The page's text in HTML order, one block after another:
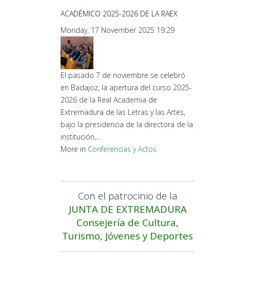
ACADÉMICO 2025-2026 DE LA RAEX
Monday, 17 November 2025 19:29
El pasado 7 de noviembre se celebró
en Badajoz, la apertura del curso 2025-
2026 de la Real Academia de
Extremadura de las Letras y las Artes,
bajo la presidencia de la directora de la
institución,...
More in Conferencias y Actos
Con el patrocinio de la
JUNTA DE EXTREMADURA
Consejería de Cultura,
Turismo, Jóvenes y Deportes